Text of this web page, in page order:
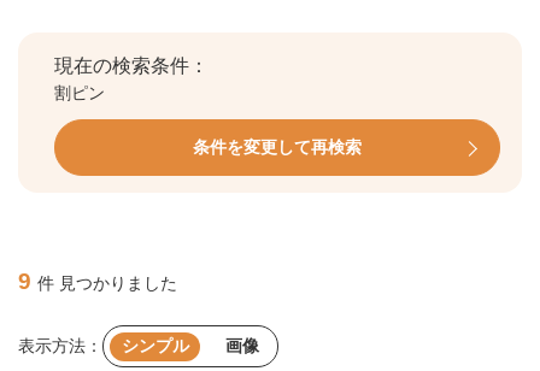
現在の検索条件：
割ピン
条件を変更して再検索
9 件 見つかりました
表示方法： シンプル 画像